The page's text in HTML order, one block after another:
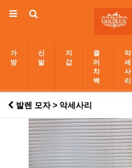
가
방
신
발
지
갑
클
러
치
백
악
세
사
리
발렌 모자 > 악세사리